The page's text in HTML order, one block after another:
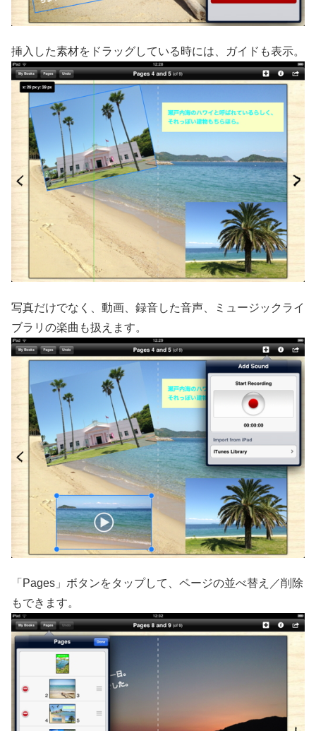
挿入した素材をドラッグしている時には、ガイドも表示。
写真だけでなく、動画、録音した音声、ミュージックライ
ブラリの楽曲も扱えます。
「Pages」ボタンをタップして、ページの並べ替え／削除
もできます。